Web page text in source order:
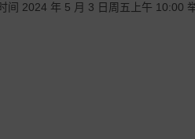
2024 年 5 月 3 日周五上午 10:00